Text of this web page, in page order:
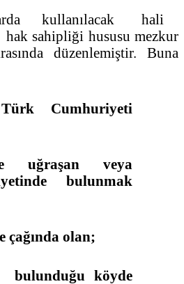
kullanılacak hali
sahipliği hususu mezkur
düzenlemiştir. Buna
Cumhuriyeti
uğraşan veya
bulunmak
çağında olan;
köyde